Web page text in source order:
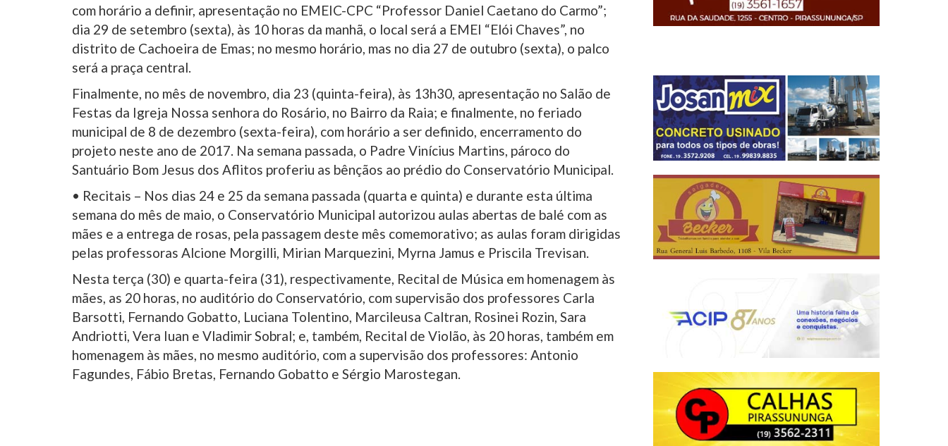
com horário a definir, apresentação no EMEIC-CPC “Professor Daniel Caetano do Carmo”;
dia 29 de setembro (sexta), às 10 horas da manhã, o local será a EMEI “Elói Chaves”, no
distrito de Cachoeira de Emas; no mesmo horário, mas no dia 27 de outubro (sexta), o palco
será a praça central.
Finalmente, no mês de novembro, dia 23 (quinta-feira), às 13h30, apresentação no Salão de
Festas da Igreja Nossa senhora do Rosário, no Bairro da Raia; e finalmente, no feriado
municipal de 8 de dezembro (sexta-feira), com horário a ser definido, encerramento do
projeto neste ano de 2017. Na semana passada, o Padre Vinícius Martins, pároco do
Santuário Bom Jesus dos Aflitos proferiu as bênçãos ao prédio do Conservatório Municipal.
• Recitais – Nos dias 24 e 25 da semana passada (quarta e quinta) e durante esta última
semana do mês de maio, o Conservatório Municipal autorizou aulas abertas de balé com as
mães e a entrega de rosas, pela passagem deste mês comemorativo; as aulas foram dirigidas
pelas professoras Alcione Morgilli, Mirian Marquezini, Myrna Jamus e Priscila Trevisan.
Nesta terça (30) e quarta-feira (31), respectivamente, Recital de Música em homenagem às
mães, as 20 horas, no auditório do Conservatório, com supervisão dos professores Carla
Barsotti, Fernando Gobatto, Luciana Tolentino, Marcileusa Caltran, Rosinei Rozin, Sara
Andriotti, Vera Iuan e Vladimir Sobral; e, também, Recital de Violão, às 20 horas, também em
homenagem às mães, no mesmo auditório, com a supervisão dos professores: Antonio
Fagundes, Fábio Bretas, Fernando Gobatto e Sérgio Marostegan.